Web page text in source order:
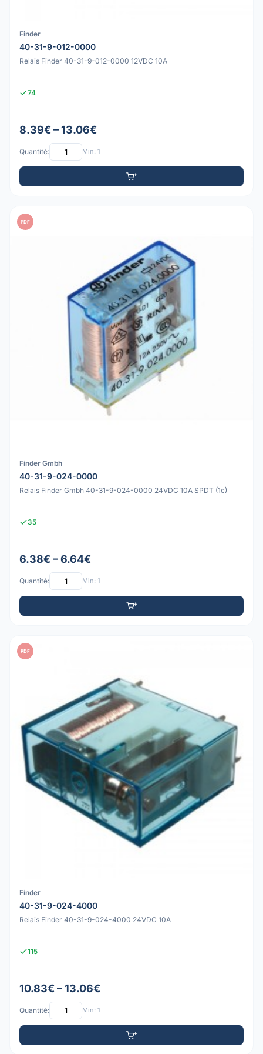
Finder
40-31-9-012-0000
Relais Finder 40-31-9-012-0000 12VDC 10A
74
8.39€ – 13.06€
Quantité: Min: 1
PDF
Finder Gmbh
40-31-9-024-0000
Relais Finder Gmbh 40-31-9-024-0000 24VDC 10A SPDT (1c)
35
6.38€ – 6.64€
Quantité: Min: 1
PDF
Finder
40-31-9-024-4000
Relais Finder 40-31-9-024-4000 24VDC 10A
115
10.83€ – 13.06€
Quantité: Min: 1